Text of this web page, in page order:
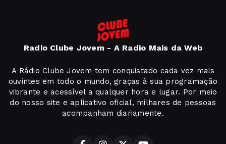
Radio Clube Jovem - A Radio Mais da Web
A Rádio Clube Jovem tem conquistado cada vez mais
ouvintes em todo o mundo, graças à sua programação
vibrante e acessível a qualquer hora e lugar. Por meio
do nosso site e aplicativo oficial, milhares de pessoas
acompanham diariamente.